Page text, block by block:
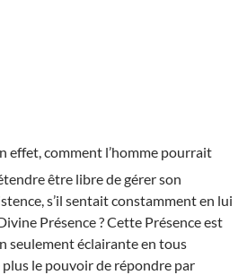
n effet, comment l’homme pourrait
être libre de gérer son
s’il sentait constamment en lui
Présence ? Cette Présence est
seulement éclairante en tous
plus le pouvoir de répondre par